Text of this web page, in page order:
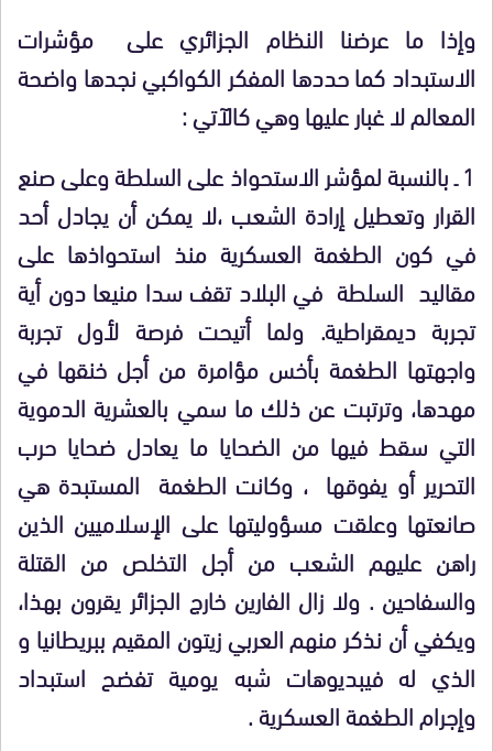
وإذا ما عرضنا النظام الجزائري على مؤشرات
الاستبداد كما حددها المفكر الكواكبي نجدها واضحة
المعالم لا غبار عليها وهي كالآتي :
1 ـ بالنسبة لمؤشر الاستحواذ على السلطة وعلى صنع
القرار وتعطيل إرادة الشعب ،لا يمكن أن يجادل أحد
في كون الطغمة العسكرية منذ استحواذها على
مقاليد السلطة في البلاد تقف سدا منيعا دون أية
تجربة ديمقراطية. ولما أتيحت فرصة لأول تجربة
واجهتها الطغمة بأخس مؤامرة من أجل خنقها في
مهدها، وترتبت عن ذلك ما سمي بالعشرية الدموية
التي سقط فيها من الضحايا ما يعادل ضحايا حرب
التحرير أو يفوقها ، وكانت الطغمة المستبدة هي
صانعتها وعلقت مسؤوليتها على الإسلاميين الذين
راهن عليهم الشعب من أجل التخلص من القتلة
والسفاحين . ولا زال الفارين خارج الجزائر يقرون بهذا،
ويكفي أن نذكر منهم العربي زيتون المقيم ببريطانيا و
الذي له فيبديوهات شبه يومية تفضح استبداد
وإجرام الطغمة العسكرية .